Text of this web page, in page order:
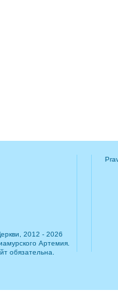
2012 - 2026
Артемия.
обязательна.